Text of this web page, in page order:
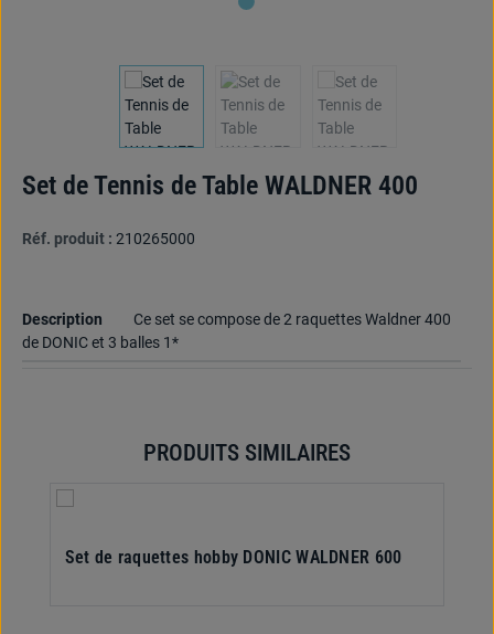
Set de Tennis de Table WALDNER 400
Réf. produit : 210265000
Description
Ce set se compose de 2 raquettes Waldner 400
de DONIC et 3 balles 1*
Ignorer la galerie de produitsPRODUITS SIMILAIRES
Set de raquettes hobby DONIC WALDNER 600